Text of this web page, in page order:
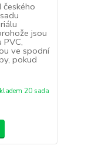
jsou
ve spodní
pokud
20 sada